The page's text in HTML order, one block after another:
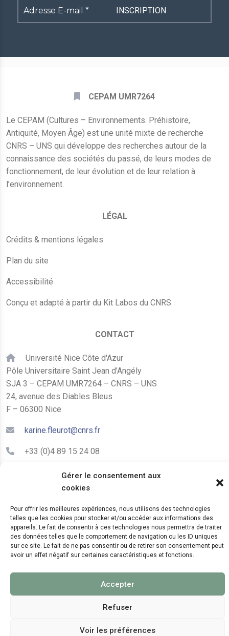
Gérer le consentement aux
cookies
Pour offrir les meilleures expériences, nous utilisons des technologies
telles que les cookies pour stocker et/ou accéder aux informations des
appareils. Le fait de consentir à ces technologies nous permettra de traiter
des données telles que le comportement de navigation ou les ID uniques
sur ce site. Le fait de ne pas consentir ou de retirer son consentement peut
avoir un effet négatif sur certaines caractéristiques et fonctions.
Accepter
Refuser
Voir les préférences
Adresse
E-
CEPAM UMR7264
Le CEPAM (Cultures – Environnements. Préhistoire,
Antiquité, Moyen Âge) est une unité mixte de recherche
CNRS – UNS qui développe des recherches autour de la
connaissance des sociétés du passé, de leurs modes de
fonctionnement, de leur évolution et de leur relation à
l’environnement.
LÉGAL
Crédits & mentions légales
Plan du site
Accessibilité
Conçu et adapté à partir du Kit Labos du CNRS
CONTACT
Université Nice Côte d'Azur
Pôle Universitaire Saint Jean d’Angély
SJA 3 – CEPAM UMR7264 – CNRS – UNS
24, avenue des Diables Bleus
F – 06300 Nice
karine.fleurot@cnrs.fr
+33 (0)4 89 15 24 08
LE CEPAM EST HÉBERGÉ PAR
© 2024 Copyright:CEPAM UMR7264, CNRS, CNRS
WebKit